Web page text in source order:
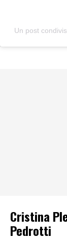
Un post
Cristina
Pedrotti